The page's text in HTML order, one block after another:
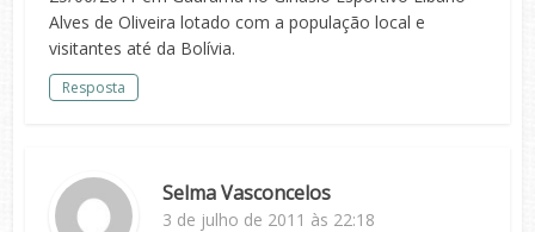
Alves de Oliveira lotado com a população local e
visitantes até da Bolívia.
Resposta
Selma Vasconcelos
3 de julho de 2011 às 22:18